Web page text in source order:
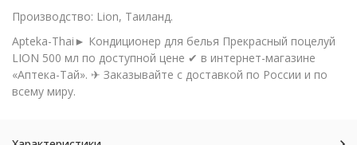
Производство: Lion, Таиланд.
Apteka-Thai► Кондиционер для белья Прекрасный поцелуй
LION 500 мл по доступной цене ✔ в интернет-магазине
«Аптека-Тай». ✈ Заказывайте с доставкой по России и по
всему миру.